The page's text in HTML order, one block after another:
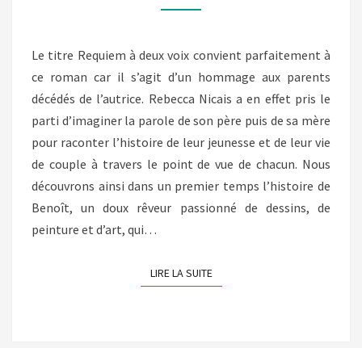
(REBECCA
Le titre Requiem à deux voix convient parfaitement à
ce roman car il s’agit d’un hommage aux parents
décédés de l’autrice. Rebecca Nicais a en effet pris le
parti d’imaginer la parole de son père puis de sa mère
pour raconter l’histoire de leur jeunesse et de leur vie
de couple à travers le point de vue de chacun. Nous
découvrons ainsi dans un premier temps l’histoire de
Benoît, un doux rêveur passionné de dessins, de
peinture et d’art, qui…
LIRE LA SUITELIRE LA SUITE